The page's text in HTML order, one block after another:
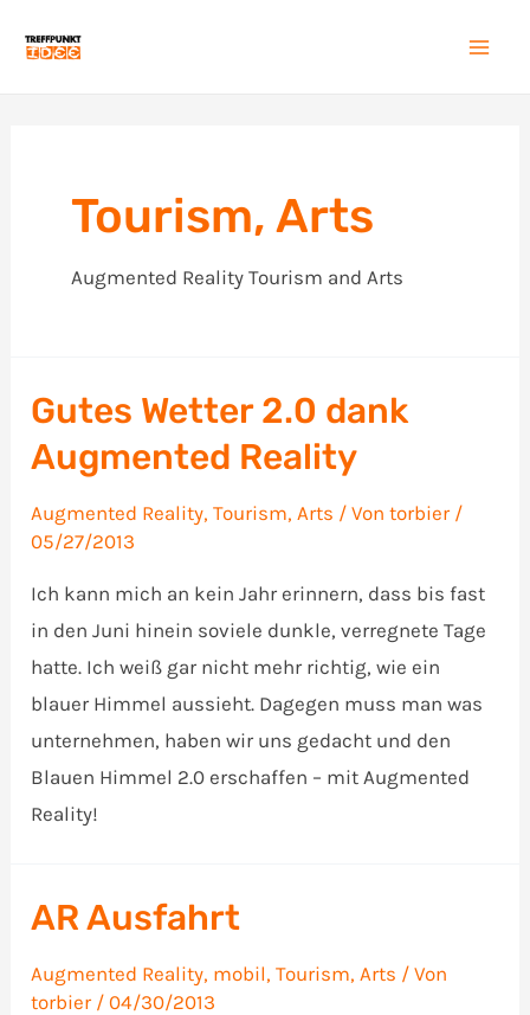
Inhalt
Tourism, Arts
Augmented Reality Tourism and Arts
Gutes Wetter 2.0 dank
Augmented Reality
Augmented Reality,Tourism, Arts / Vontorbier /
05/27/2013
Ich kann mich an kein Jahr erinnern, dass bis fast
in den Juni hinein soviele dunkle, verregnete Tage
hatte. Ich weiß gar nicht mehr richtig, wie ein
blauer Himmel aussieht. Dagegen muss man was
unternehmen, haben wir uns gedacht und den
Blauen Himmel 2.0 erschaffen – mit Augmented
Reality!
AR Ausfahrt
Augmented Reality, mobil,Tourism, Arts / Von
torbier /04/30/2013